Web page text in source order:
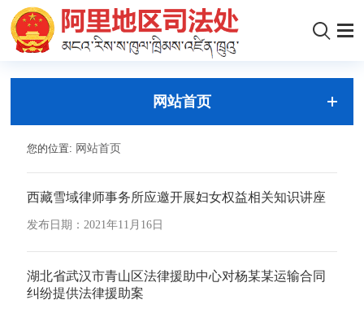
网站首页
您的位置: 网站首页
西藏雪域律师事务所应邀开展妇女权益相关知识讲座
发布日期：2021年11月16日
湖北省武汉市青山区法律援助中心对杨某某运输合同
纠纷提供法律援助案